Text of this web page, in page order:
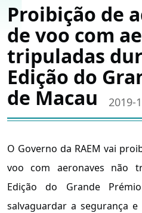
Proibição de
de voo com
tripuladas
Edição do
de Macau
2019-
O Governo da RAEM vai
voo com aeronaves não
Edição do Grande
salvaguardar a segurança